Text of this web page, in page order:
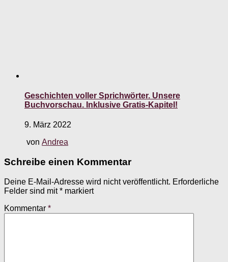
Geschichten voller Sprichwörter. Unsere
Buchvorschau. Inklusive Gratis-Kapitel!
9. März 2022
von Andrea
Schreibe einen Kommentar
Deine E-Mail-Adresse wird nicht veröffentlicht. Erforderliche
Felder sind mit* markiert
Kommentar *